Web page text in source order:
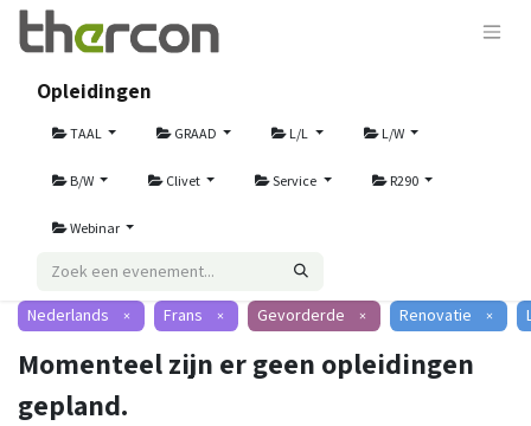
Opleidingen
TAAL GRAAD L/L L/W
B/W Clivet Service R290
Webinar
Nederlands × Frans × Gevorderde × Renovatie ×
Momenteel zijn er geen opleidingen
gepland.